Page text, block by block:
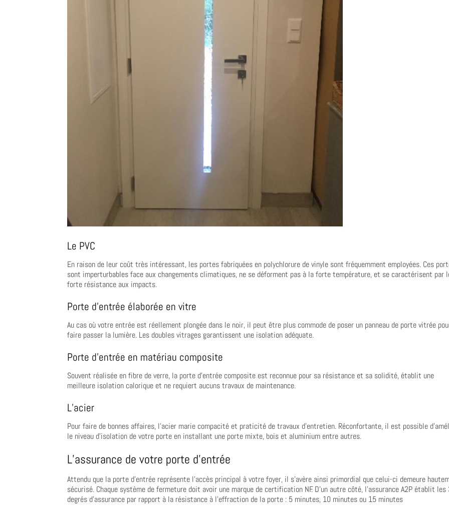
Le PVC
En raison de leur coût très intéressant, les portes fabriquées en polychlorure de vinyle sont fréquemment employées. Ces
sont imperturbables face aux changements climatiques, ne se déforment pas à la forte température, et se caractérisent par
forte résistance aux impacts.
Porte d’entrée élaborée en vitre
Au cas où votre entrée est réellement plongée dans le noir, il peut être plus commode de poser un panneau de porte vitrée
faire passer la lumière. Les doubles vitrages garantissent une isolation adéquate.
Porte d’entrée en matériau composite
Souvent réalisée en fibre de verre, la porte d’entrée composite est reconnue pour sa résistance et sa solidité, établit une
meilleure isolation calorique et ne requiert aucuns travaux de maintenance.
L’acier
Pour faire de bonnes affaires, l’acier marie compacité et praticité de travaux d’entretien. Réconfortante, il est possible
le niveau d’isolation de votre porte en installant une porte mixte, bois et aluminium entre autres.
L’assurance de votre porte d’entrée
Attendu que la porte d’entrée représente l’accès principal à votre foyer, il s’avère ainsi primordial que celui-ci demeure
sécurisé. Chaque système de fermeture doit avoir une marque de certification NF. D’un autre côté, l’assurance A2P établit les
degrés d’assurance par rapport à la résistance à l’effraction de la porte : 5 minutes, 10 minutes ou 15 minutes